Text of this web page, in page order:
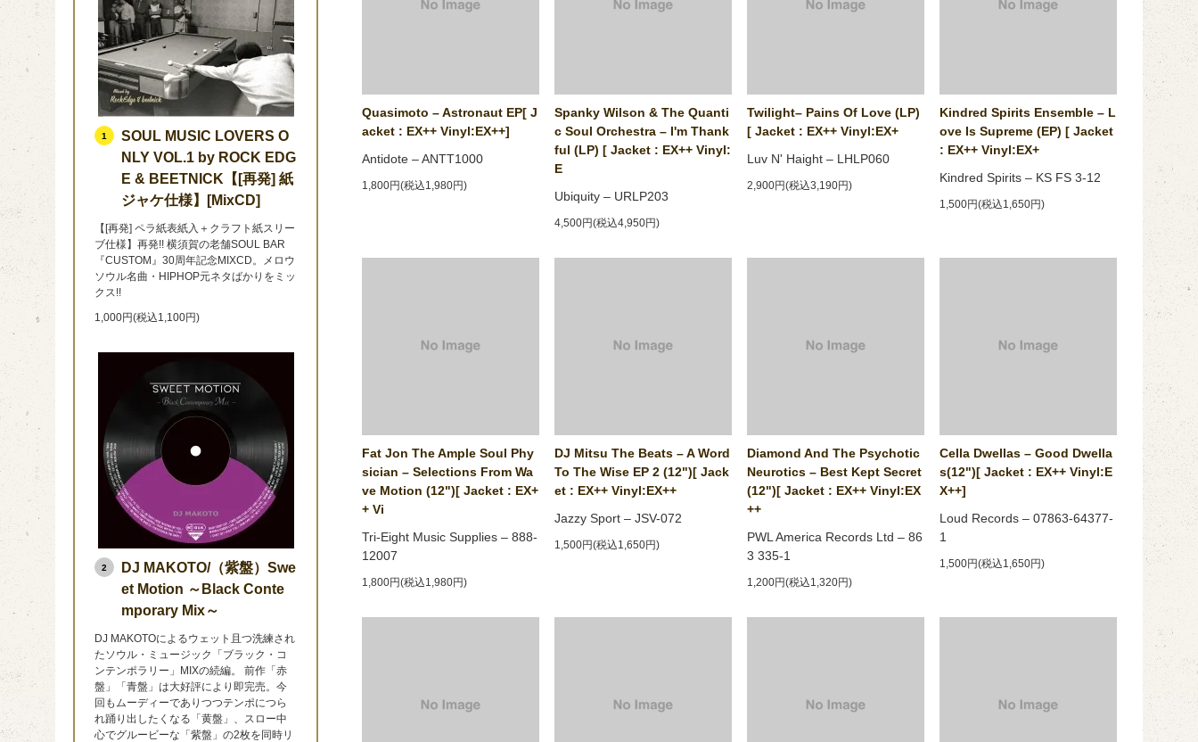
Quasimoto ‎– Astronaut EP[ J
acket : EX++ Vinyl:EX++]
Antidote ‎– ANTT1000
1,800円(税込1,980円)
Spanky Wilson & The Quanti
c Soul Orchestra ‎– I'm Thank
ful (LP) [ Jacket : EX++ Vinyl:
E
Ubiquity ‎– URLP203
4,500円(税込4,950円)
Twilight– Pains Of Love (LP)
[ Jacket : EX++ Vinyl:EX+
Luv N' Haight ‎– LHLP060
2,900円(税込3,190円)
Kindred Spirits Ensemble ‎– L
ove Is Supreme (EP) [ Jacket
: EX++ Vinyl:EX+
Kindred Spirits ‎– KS FS 3-12
1,500円(税込1,650円)
Fat Jon The Ample Soul Phy
sician ‎– Selections From Wa
ve Motion (12")[ Jacket : EX+
+ Vi
Tri-Eight Music Supplies ‎– 888-
12007
1,800円(税込1,980円)
DJ Mitsu The Beats ‎– A Word
To The Wise EP 2 (12")[ Jack
et : EX++ Vinyl:EX++
Jazzy Sport ‎– JSV-072
1,500円(税込1,650円)
Diamond And The Psychotic
Neurotics ‎– Best Kept Secret
(12")[ Jacket : EX++ Vinyl:EX
++
PWL America Records Ltd ‎– 86
3 335-1
1,200円(税込1,320円)
Cella Dwellas ‎– Good Dwella
s(12")[ Jacket : EX++ Vinyl:E
X++]
Loud Records ‎– 07863-64377-
1
1,500円(税込1,650円)
1
SOUL MUSIC LOVERS O
NLY VOL.1 by ROCK EDG
E & BEETNICK【[再発] 紙
ジャケ仕様】[MixCD]
【[再発] ペラ紙表紙入＋クラフト紙スリー
ブ仕様】再発!! 横須賀の老舗SOUL BAR
『CUSTOM』30周年記念MIXCD。メロウ
ソウル名曲・HIPHOP元ネタばかりをミッ
クス!!
1,000円(税込1,100円)
2
DJ MAKOTO/（紫盤）Swe
et Motion ～Black Conte
mporary Mix～
DJ MAKOTOによるウェット且つ洗練され
たソウル・ミュージック「ブラック・コ
ンテンポラリー」MIXの続編。 前作「赤
盤」「青盤」は大好評により即完売。今
回もムーディーでありつつテンポにつら
れ踊り出したくなる「黄盤」、スロー中
心でグルービーな「紫盤」の2枚を同時リ